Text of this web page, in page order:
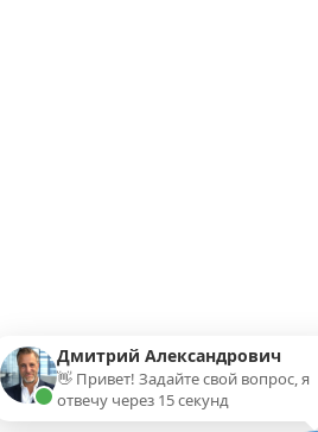
Дмитрий Александрович
👋 Привет! Задайте свой вопрос, я
отвечу через 15 секунд